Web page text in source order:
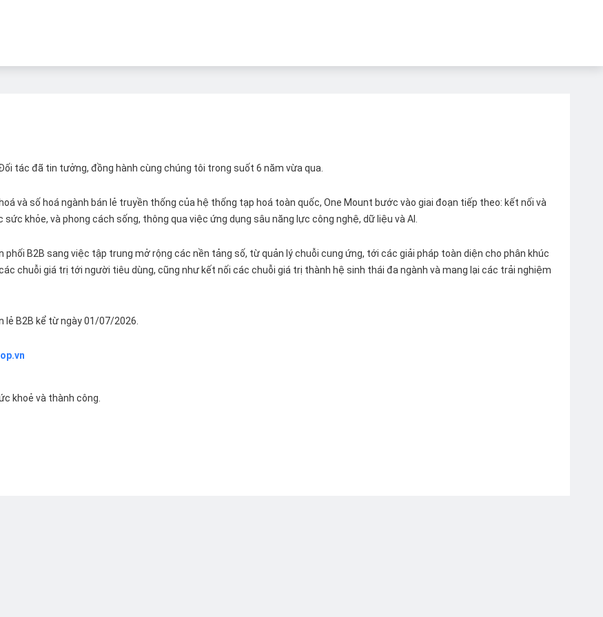
tác đã tin tưởng, đồng hành cùng chúng tôi trong suốt 6 năm vừa qua.
và số hoá ngành bán lẻ truyền thống của hệ thống tạp hoá toàn quốc, One Mount bước vào giai đoạn tiếp theo: kết nối và
khỏe, và phong cách sống, thông qua việc ứng dụng sâu năng lực công nghệ, dữ liệu và AI.
B2B sang việc tập trung mở rộng các nền tảng số, từ quản lý chuỗi cung ứng, tới các giải pháp toàn diện cho phân khúc
chuỗi giá trị tới người tiêu dùng, cũng như kết nối các chuỗi giá trị thành hệ sinh thái đa ngành và mang lại các trải nghiệm
lẻ B2B kể từ ngày 01/07/2026.
khoẻ và thành công.